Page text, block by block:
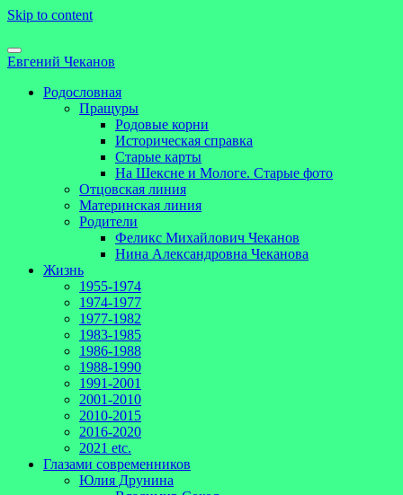
Skip to content
Евгений Чеканов
Родословная
Пращуры
Родовые корни
Историческая справка
Старые карты
На Шексне и Мологе. Старые фото
Отцовская линия
Материнская линия
Родители
Феликс Михайлович Чеканов
Нина Александровна Чеканова
Жизнь
1955-1974
1974-1977
1977-1982
1983-1985
1986-1988
1988-1990
1991-2001
2001-2010
2010-2015
2016-2020
2021 etc.
Глазами современников
Юлия Друнина